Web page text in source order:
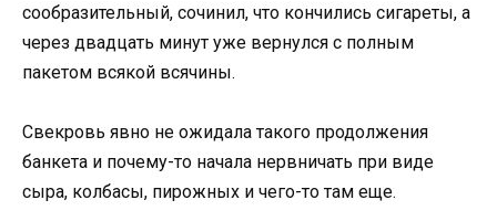
сообразительный, сочинил, что кончились сигареты, а
через двадцать минут уже вернулся с полным
пакетом всякой всячины.
Свекровь явно не ожидала такого продолжения
банкета и почему-то начала нервничать при виде
сыра, колбасы, пирожных и чего-то там еще.